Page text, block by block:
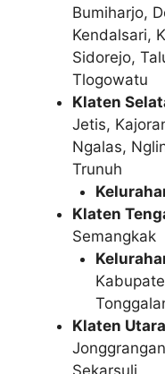
Bumiharjo,
Kendalsari,
Sidorejo,
Tlogowatu
Klaten
Jetis,
Ngalas,
Trunuh
Klaten
Semangkak
Klaten Utara
Sekarsuli